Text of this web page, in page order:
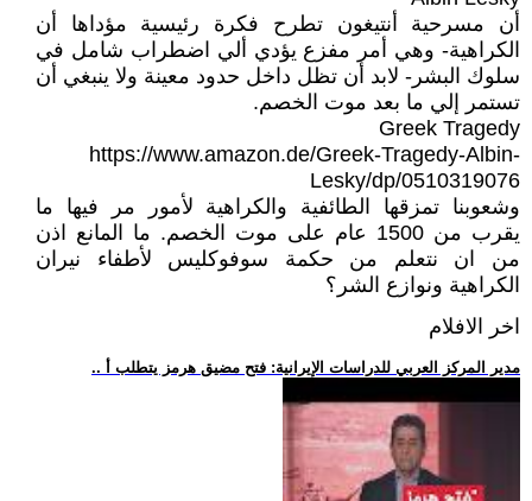
أن مسرحية أنتيغون تطرح فكرة رئيسية مؤداها أن
الكراهية- وهي أمر مفزع يؤدي ألي اضطراب شامل في
سلوك البشر- لابد أن تظل داخل حدود معينة ولا ينبغي أن
تستمر إلي ما بعد موت الخصم.
Greek Tragedy
https://www.amazon.de/Greek-Tragedy-Albin-
Lesky/dp/0510319076
وشعوبنا تمزقها الطائفية والكراهية لأمور مر فيها ما
يقرب من 1500 عام على موت الخصم. ما المانع اذن
من ان نتعلم من حكمة سوفوكليس لأطفاء نيران
الكراهية ونوازع الشر؟
اخر الافلام
.. مدير المركز العربي للدراسات الإيرانية: فتح مضيق هرمز يتطلب أ